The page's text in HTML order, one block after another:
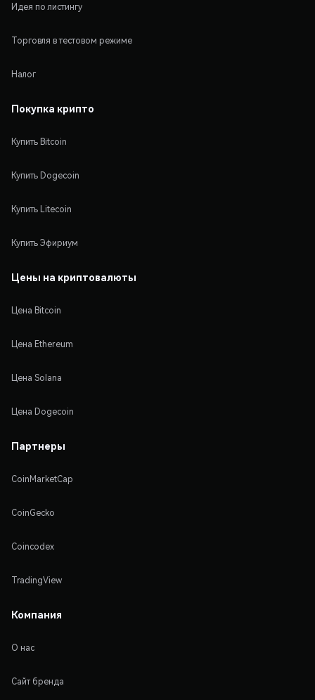
Идея по листингу
Торговля в тестовом режиме
Налог
Покупка крипто
Купить Bitcoin
Купить Dogecoin
Купить Litecoin
Купить Эфириум
Цены на криптовалюты
Цена Bitcoin
Цена Ethereum
Цена Solana
Цена Dogecoin
Партнеры
CoinMarketCap
CoinGecko
Coincodex
TradingView
Компания
О нас
Сайт бренда